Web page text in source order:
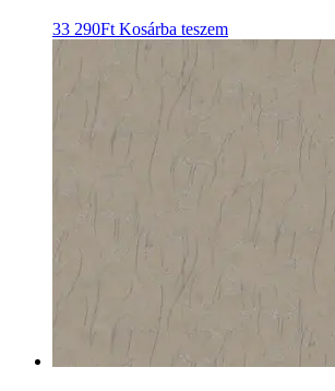
33 290Ft Kosárba teszem